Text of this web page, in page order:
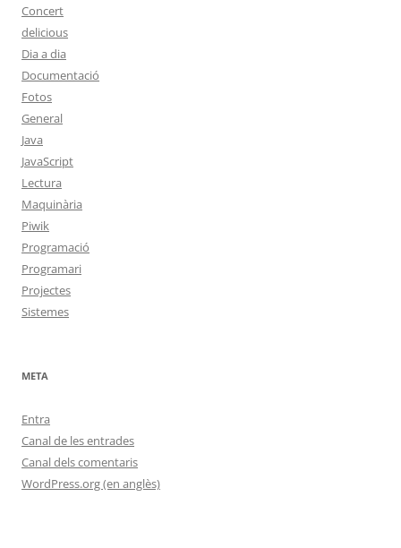
Concert
delicious
Dia a dia
Documentació
Fotos
General
Java
JavaScript
Lectura
Maquinària
Piwik
Programació
Programari
Projectes
Sistemes
META
Entra
Canal de les entrades
Canal dels comentaris
WordPress.org (en anglès)